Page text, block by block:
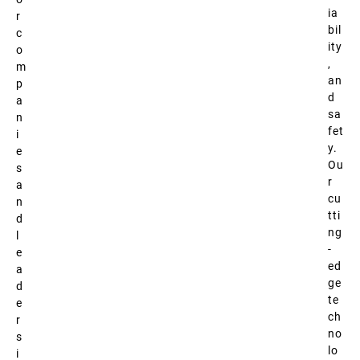
r
c
o
m
p
a
n
i
e
s
a
n
d
e
a
d
e
r
s
i
ia
bil
ity
,
an
d
sa
fet
y.
Ou
r
cu
tti
ng
-
ed
ge
te
ch
no
lo